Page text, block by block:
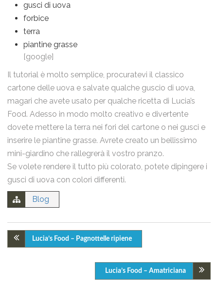
gusci di uova
forbice
terra
piantine grasse
[google]
Il tutorial è molto semplice, procuratevi il classico
cartone delle uova e salvate qualche guscio di uova,
magari che avete usato per qualche ricetta di Lucia’s
Food. Adesso in modo molto creativo e divertente
dovete mettere la terra nei fori del cartone o nei gusci e
inserire le piantine grasse. Avrete creato un bellissimo
mini-giardino che rallegrerà il vostro pranzo.
Se volete rendere il tutto più colorato, potete dipingere i
gusci di uova con colori differenti.
Blog
Lucia’s Food – Pagnottelle ripiene
Lucia’s Food – Amatriciana
email
Nome